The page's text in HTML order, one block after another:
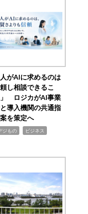
人がAIに求めるのは
し相談できるこ
」 ロジカがAI事業
導入機関の共通指
を策定へ
ジもの ビジネス